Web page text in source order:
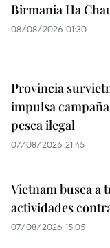
Birmania Ha
08/08/2026 01:30
Provincia
impulsa
pesca ilegal
07/08/2026 21:45
Vietnam busca a
actividades
07/08/2026 15:05